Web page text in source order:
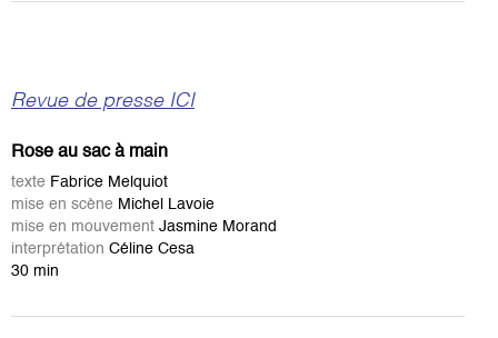
Revue de presse ICI
Rose au sac à main
texte Fabrice Melquiot
mise en scène Michel Lavoie
mise en mouvement Jasmine Morand
interprétation Céline Cesa
30 min